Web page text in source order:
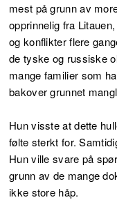
mest på grunn av
opprinnelig fra
og konflikter flere
de tyske og russiske
mange familier som
bakover grunnet
Hun visste at dette
følte sterkt for.
Hun ville svare på
grunn av de mange
ikke store håp.